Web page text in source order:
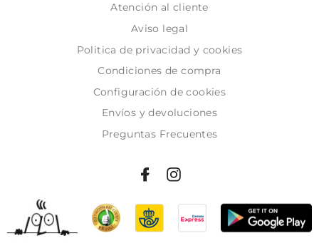
Atención al cliente
Aviso legal
Politica de privacidad y cookies
Condiciones de compra
Configuración de cookies
Envíos y devoluciones
Preguntas Frecuentes